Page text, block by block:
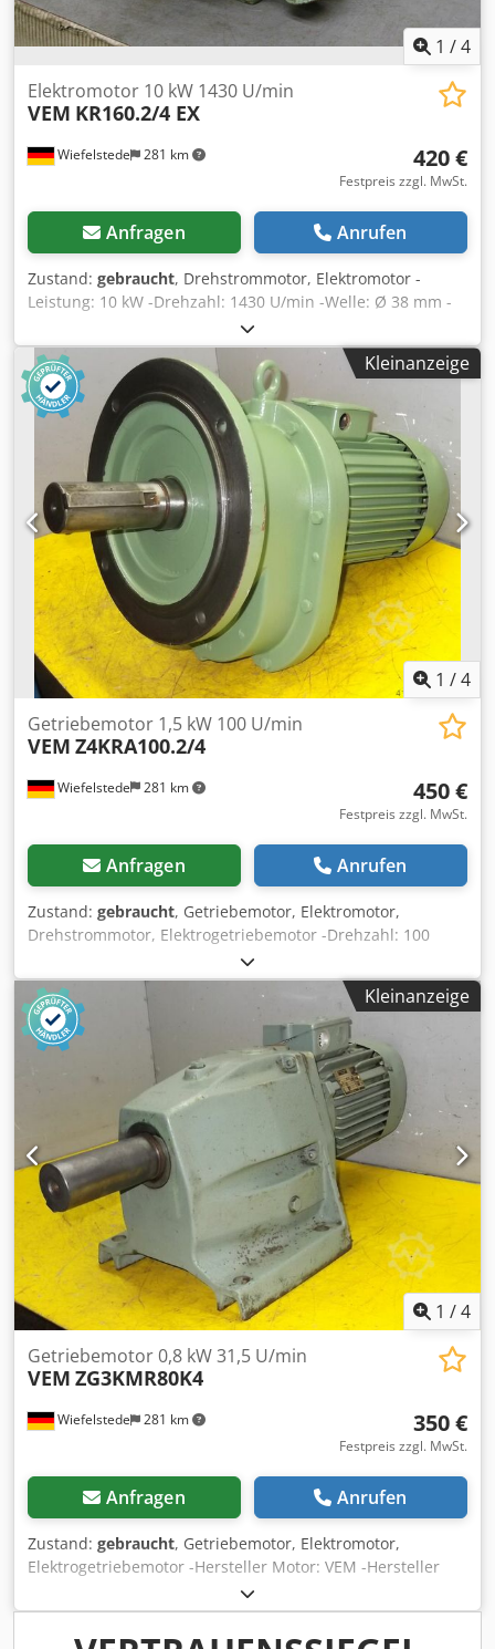
1 /4
Wiefelstede 281 km
Elektromotor 10 kW 1430 U/min
VEM KR160.2/4 EX
420 €
Festpreis zzgl. MwSt.
Anfragen Anrufen
Zustand: gebraucht, Drehstrommotor, Elektromotor -
Leistung: 10 kW -Drehzahl: 1430 U/min -Welle: Ø 38 mm -
Bauform: B3 -Schutzart: EX Dkjdpod Al Hvefx Akcjr -
Abmessungen: 550/440/H315 mm -Gewicht: 113 kg
Kleinanzeige
1 /4
Wiefelstede 281 km
Getriebemotor 1,5 kW 100 U/min
VEM Z4KRA100.2/4
450 €
Festpreis zzgl. MwSt.
Anfragen Anrufen
Zustand: gebraucht, Getriebemotor, Elektromotor,
Drehstrommotor, Elektrogetriebemotor -Drehzahl: 100
U/min -Leistung: 1,5 kW -Bauform: B5 -Durchmesser Welle:
48 mm -Schutzart: IP 44 Dkjdpfx Akjci Evgecjr -Anzahl: 1x
Motoren vorhanden -Preis: pro Stück -Abmessungen:
600/297/H400 mm -Gewicht: 63 kg
Kleinanzeige
1 /4
Wiefelstede 281 km
Getriebemotor 0,8 kW 31,5 U/min
VEM ZG3KMR80K4
350 €
Festpreis zzgl. MwSt.
Anfragen Anrufen
Zustand: gebraucht, Getriebemotor, Elektromotor,
Elektrogetriebemotor -Hersteller Motor: VEM -Hersteller
Getriebe: VEM -Drehzahl: 31,5 U/min -Leistung: 0,8 kW -
Bauform: B3 Dksdpfjckbgcsx Akcer -Durchmesser Welle: 48
mm -Schutzart: IP 44 -Anzahl: 1x Motoren vorhanden -